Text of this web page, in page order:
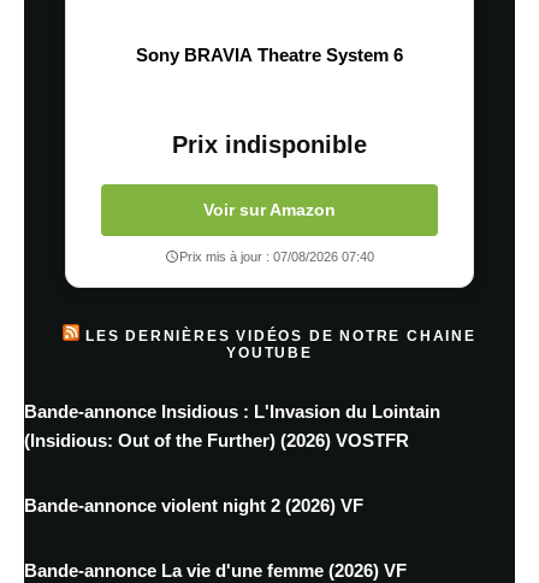
Sony BRAVIA Theatre System 6
Prix indisponible
Voir sur Amazon
Prix mis à jour : 07/08/2026 07:40
LES DERNIÈRES VIDÉOS DE NOTRE CHAINE
YOUTUBE
Bande-annonce Insidious : L'Invasion du Lointain
(Insidious: Out of the Further) (2026) VOSTFR
Bande-annonce violent night 2 (2026) VF
Bande-annonce La vie d'une femme (2026) VF